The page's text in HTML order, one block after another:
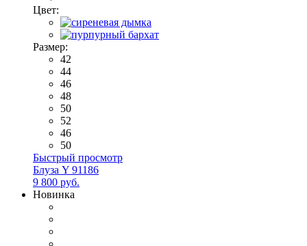
Цвет:
Размер:
42
44
46
48
50
52
46
50
Быстрый просмотр
Блуза Y 91186
9 800 руб.
Новинка